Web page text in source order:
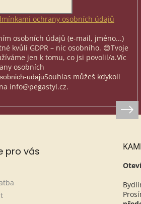
ochrany osobních údajů
osobních údajů (e-mail, jméno...)
kvůli GDPR – nic osobního. 😊Tvoje
jen k tomu, co jsi povolil/a.Víc
osobních
udajuSouhlas můžeš kdykoli
info@pegastyl.cz.
pro vás